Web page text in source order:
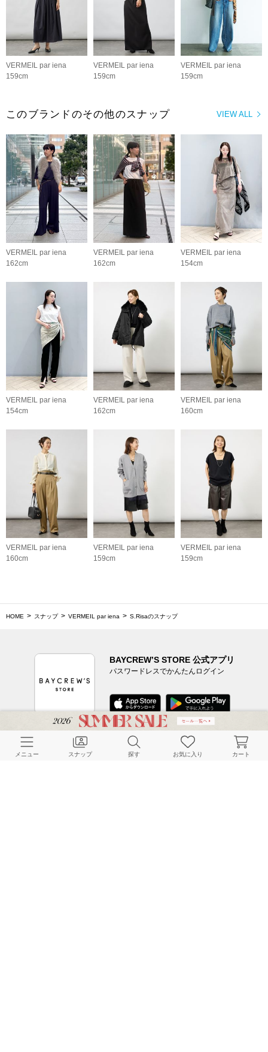
VERMEIL par iena
159cm
VERMEIL par iena
159cm
VERMEIL par iena
159cm
VIEW ALL
このブランドのその他のスナップ
VERMEIL par iena
162cm
VERMEIL par iena
162cm
VERMEIL par iena
154cm
VERMEIL par iena
154cm
VERMEIL par iena
162cm
VERMEIL par iena
160cm
VERMEIL par iena
160cm
VERMEIL par iena
159cm
VERMEIL par iena
159cm
HOME スナップ VERMEIL par iena S.Risaのスナップ
BAYCREW’S STORE 公式アプリ
パスワードレスでかんたんログイン
CUSTOMER SERVICE
メニュー スナップ 探す お気に入り カート